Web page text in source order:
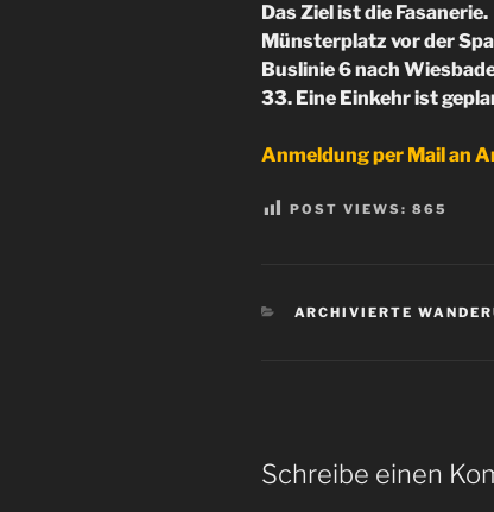
Das Ziel ist die
Münsterplatz vor der
Buslinie 6 nach
33. Eine Einkehr ist
Anmeldung per Mail an
POST VIEWS: 865
KATEGORIEN
ARCHIVIERTE
Schreibe einen